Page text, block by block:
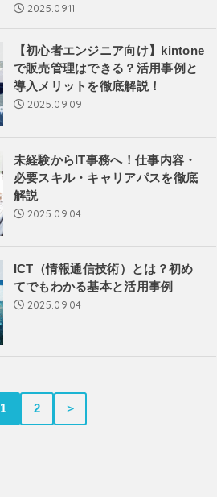
2025.09.11
【初心者エンジニア向け】kintone
で販売管理はできる？活用事例と
導入メリットを徹底解説！
2025.09.09
未経験からIT事務へ！仕事内容・
必要スキル・キャリアパスを徹底
解説
2025.09.04
ICT（情報通信技術）とは？初め
てでもわかる基本と活用事例
2025.09.04
1 2 ＞